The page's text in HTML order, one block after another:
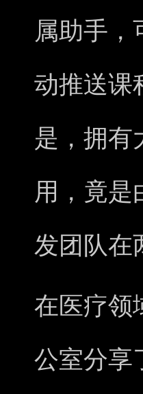
属助手，
动推送课
是，拥有
用，竟是
发团队在
在医疗领
公室分享